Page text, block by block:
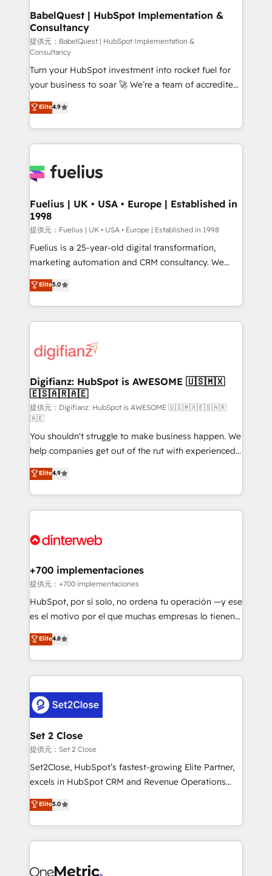
professionals.
super skilled members) • 150+ Clients for Sales Hub,
Marketing Hub, Service Hub, Data Hub and Website
(CMS) • ISO/IEC 27001:2022, ISO 9001:2015 and
now... ISO 42001: 2023 certified • Exclusive AI
'GuardHub' governance framework, based on ISO
42001 - helping you 'organise complexity' 𝗥𝗲𝗮𝗱𝘆
𝗳𝗼𝗿 𝘁𝗵𝗲 𝗻𝗲𝘅𝘁 𝘀𝘁𝗲𝗽? Click the 👈 '𝗖𝗼𝗻𝘁𝗮𝗰𝘁
𝗯𝘂𝘀𝗶𝗻𝗲𝘀𝘀' button to get in touch (𝘸𝘦'𝘳𝘦 𝘴𝘶𝘱𝘦𝘳
𝘳𝘦𝘴𝘱𝘰𝘯𝘴𝘪𝘷𝘦)
BabelQuest | HubSpot Implementation &
Consultancy
提供元：BabelQuest | HubSpot Implementation &
Consultancy
Turn your HubSpot investment into rocket fuel for
your business to soar 🚀 We’re a team of accredited
HubSpot experts ready to help you. We can
implement the platform into complex business
environments, optimise what you've got and make
sure you can actually use it, build your website in
for you and execute it on HubSpot. We are on the
framework, meaning we've been accredited by
HubSpot and vetted by the CCS, which means we
can support public sector companies as well the
other ones listed in our profile. Our services: -
HubSpot implementation - HubSpot CMS website
is there for you to: - Grow revenue, and run your
business more efficiently - Build stronger
more people - Get the most out of your HubSpot
investment
Elite4.9
Fuelius | UK • USA • Europe | Established in
1998
提供元：Fuelius | UK • USA • Europe | Established in 1998
Fuelius is a 25-year-old digital transformation,
marketing automation and CRM consultancy. We
enable mid-market and enterprise clients to
maximise their return from digital and fuel their
growth. We modernise platforms, streamline
operations that are causing inefficiencies, improve
supercharge revenue operations Key services: • CRM
Transformation / Web Development • RevOps &
Sales Consulting • Marketing Automation What
makes us different? 🚀 Top 0.5% of global HubSpot
agencies ⚙️ The strongest technical ability and
integration capabilities 💼 Consultative, long-term
partners who will embed ourselves into your
business, processes and systems 🏢 We specialise in
working with mid-market and enterprise
organisations, global organisations and those with
complex use cases 🏆 CRM Implementation,
Onboarding Accredited 🔐 ISO27001 & ISO9001
Elite5.0
Digifianz: HubSpot is AWESOME 🇺🇸🇲🇽
🇪🇸🇦🇷🇦🇪
提供元：Digifianz: HubSpot is AWESOME 🇺🇸🇲🇽🇪🇸🇦🇷
🇦🇪
You shouldn't struggle to make business happen. We
help companies get out of the rut with experienced,
process-oriented teams implementing HubSpot
Marketing, Sales, Service, CMS and Operations Hub,
so selling and actually engaging with your customers
feels easy and pain-free. We are a top ranked
and Customer First Awards, 4.9/5 rating in HubSpot
helps the following industries: logistics & 3PL, home
improvement & construction, branding and
commercialization, real estate, health, education,
SaaS, Software Dev & IT and consulting, make the
the United States, EU, UAE, Mexico and Latin
America. From casual user to super fan: make
Elite4.9
+700 implementaciones
提供元：+700 implementaciones
HubSpot, por sí solo, no ordena tu operación —y ese
es el motivo por el que muchas empresas lo tienen y
aun así no crecen. Suele ser un círculo: procesos que
no generan datos confiables, datos que no permiten
decidir bien, y decisiones que no logran mejorar los
procesos. Y así, vuelta tras vuelta, el negocio gira sin
el CRM y más con cómo opera la empresa por
debajo. Te acompañamos a ordenar tu operación
para que genere la información que necesitás para
decidir, y HubSpot por fin rinda de verdad. Lo
hacemos paso a paso, sin frenar tu operación, con la
adopción que todos buscan y pocos logran. No es
implementaciones en LATAM. Imaginá HubSpot
mostrándote dónde está tu próxima venta, no solo
consecutivas, una tras otra.
Elite4.8
Set 2 Close
提供元：Set 2 Close
Set2Close, HubSpot’s fastest-growing Elite Partner,
excels in HubSpot CRM and Revenue Operations
(RevOps) services to boost B2B sales and growth.
As a top HubSpot Elite Partner, we specialize in
custom HubSpot CRM solutions. Our experts design,
implement, and optimize systems to enhance user
marketing, and service teams. From setup to
Elite5.0